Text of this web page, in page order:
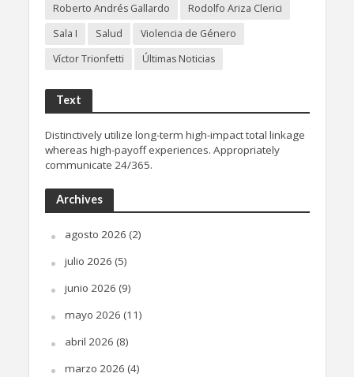
Roberto Andrés Gallardo
Rodolfo Ariza Clerici
Sala I
Salud
Violencia de Género
Víctor Trionfetti
Últimas Noticias
Text
Distinctively utilize long-term high-impact total linkage
whereas high-payoff experiences. Appropriately
communicate 24/365.
Archives
agosto 2026 (2)
julio 2026 (5)
junio 2026 (9)
mayo 2026 (11)
abril 2026 (8)
marzo 2026 (4)